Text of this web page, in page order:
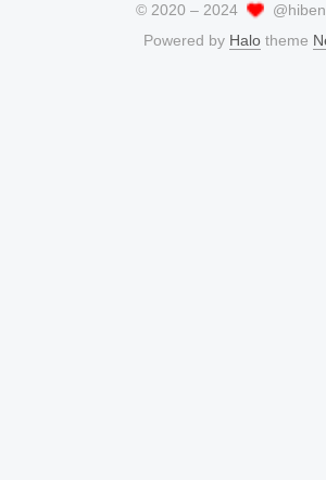
© 2020 – 2024
Powered by Halotheme